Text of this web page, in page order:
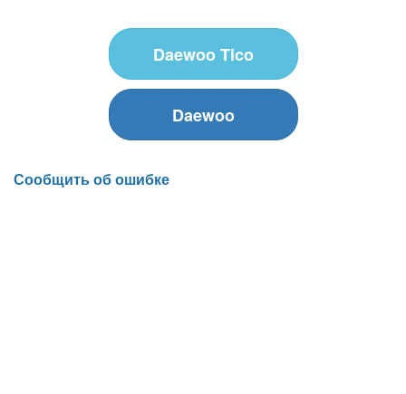
Daewoo Tico
Daewoo
Сообщить об ошибке